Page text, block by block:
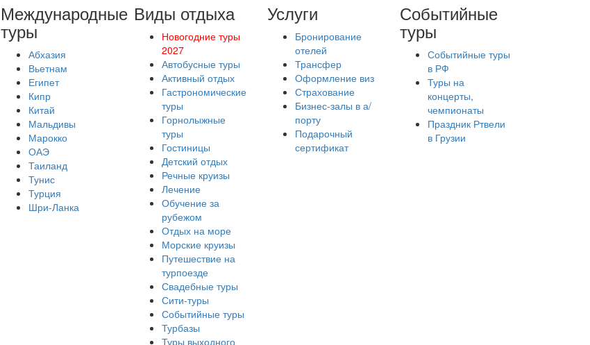
Международные
туры
Абхазия
Вьетнам
Египет
Кипр
Китай
Мальдивы
Марокко
ОАЭ
Таиланд
Тунис
Турция
Шри-Ланка
Виды отдыха
Новогодние туры
2027
Автобусные туры
Активный отдых
Гастрономические
туры
Горнолыжные
туры
Гостиницы
Детский отдых
Речные круизы
Лечение
Обучение за
рубежом
Отдых на море
Морские круизы
Путешествие на
турпоезде
Свадебные туры
Сити-туры
Событийные туры
Турбазы
Туры выходного
Услуги
Бронирование
отелей
Трансфер
Оформление виз
Страхование
Бизнес-залы в а/
порту
Подарочный
сертификат
Событийные
туры
Событийные туры
в РФ
Туры на
концерты,
чемпионаты
Праздник Ртвели
в Грузии